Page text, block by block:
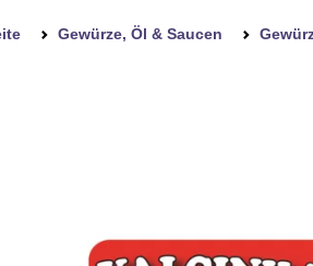
Gewürze, Öl & Saucen